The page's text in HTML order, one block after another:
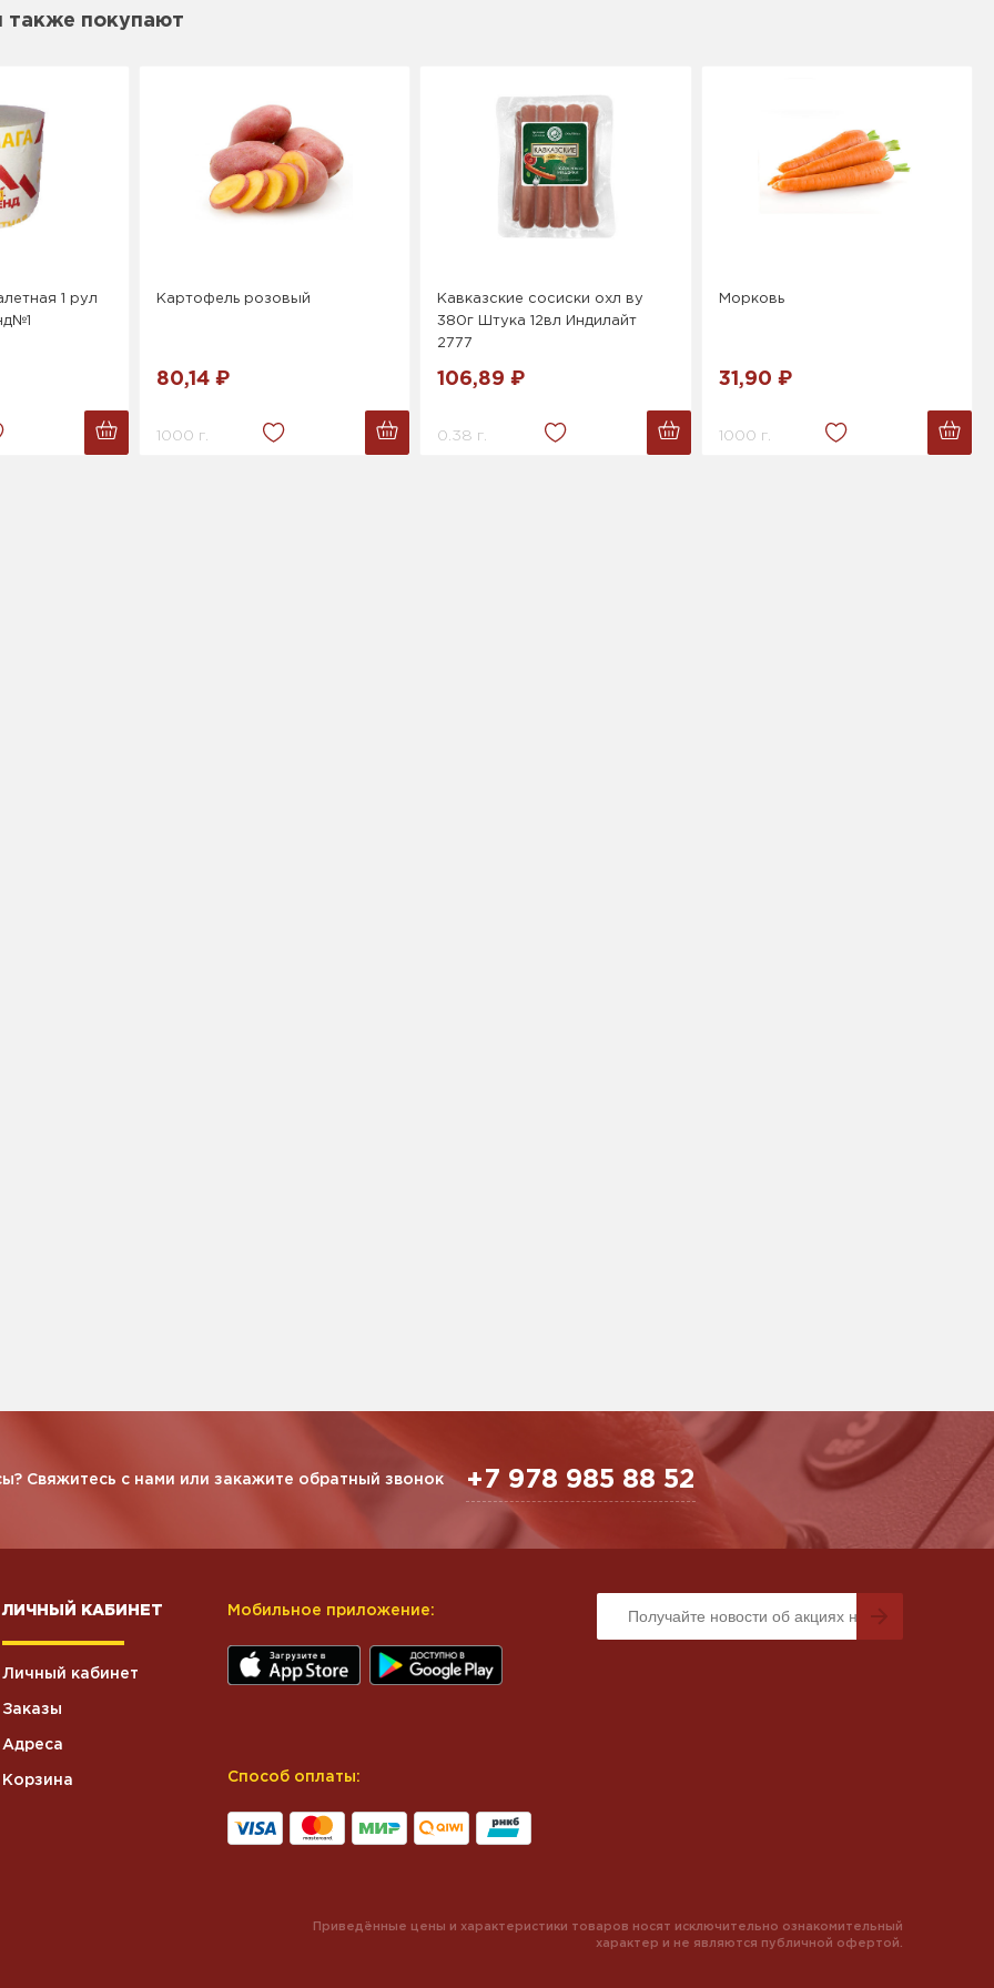
также покупают
1 рул
Картофель розовый
80,14 ₽
1000 г.
Кавказские сосиски охл ву
380г Штука 12вл Индилайт
2777
106,89 ₽
0.38 г.
Морковь
31,90 ₽
1000 г.
Свяжитесь с нами или закажите обратный звонок +7 978 985 88 52
ЛИЧНЫЙ КАБИНЕТ
Личный кабинет
Заказы
Адреса
Корзина
Мобильное приложение:
Способ оплаты:
Приведённые цены и характеристики товаров носят исключительно ознакомительный
характер и не являются публичной офертой.